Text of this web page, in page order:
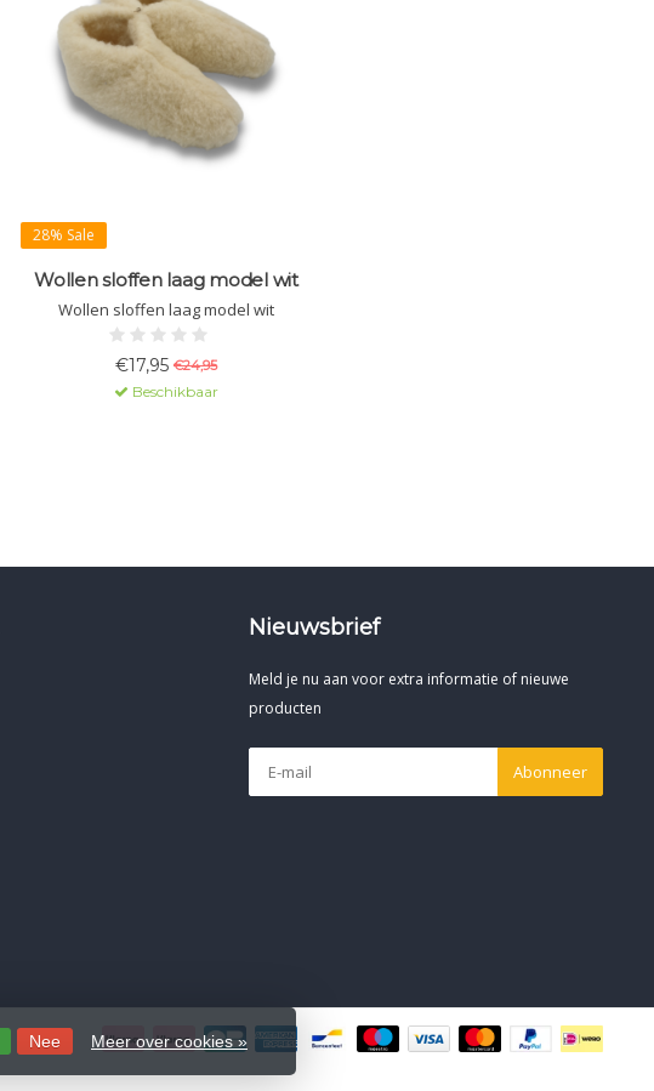
28% Sale
Wollen sloffen laag model wit
Wollen sloffen laag model wit
€17,95 €24,95
Beschikbaar
Nieuwsbrief
Meld je nu aan voor extra informatie of nieuwe
producten
Abonneer
Nee Meer over cookies »